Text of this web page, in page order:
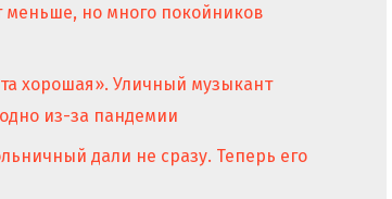
меньше, но много покойников
хорошая». Уличный музыкант
из-за пандемии
дали не сразу. Теперь его